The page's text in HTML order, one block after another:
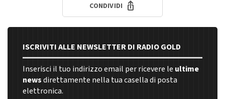
CONDIVIDI
ISCRIVITI ALLE NEWSLETTER DI RADIO GOLD
Inserisci il tuo indirizzo email per ricevere le ultime
newsdirettamente nella tua casella di posta
elettronica.